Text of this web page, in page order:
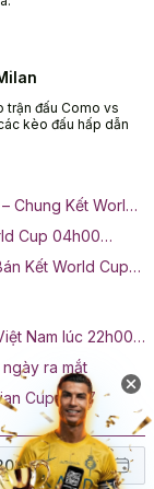
trận đấu Como vs
kèo đấu hấp dẫn
Chung Kết World
Cup 04h00
Kết World Cup
Nam lúc 22h00
ra mắt
Cup 2027